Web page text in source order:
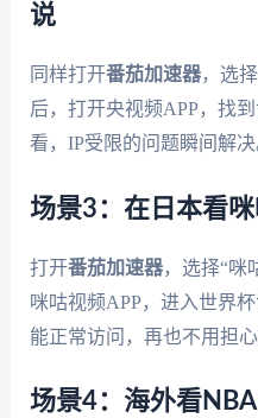
说
同样打开番茄加速器，选
后，打开央视频APP，找
看，IP受限的问题瞬间解决
场景3：在日本看
打开番茄加速器，选择“咪
咪咕视频APP，进入世界
能正常访问，再也不用担心
场景4：海外看